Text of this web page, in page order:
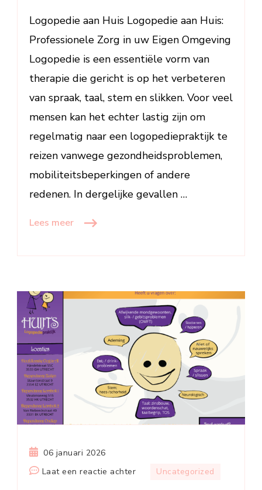
Vertrouwde
Logopedie aan Huis Logopedie aan Huis:
Professionele Zorg in uw Eigen Omgeving
Logopedie is een essentiële vorm van
therapie die gericht is op het verbeteren
van spraak, taal, stem en slikken. Voor veel
mensen kan het echter lastig zijn om
regelmatig naar een logopediepraktijk te
reizen vanwege gezondheidsproblemen,
mobiliteitsbeperkingen of andere
redenen. In dergelijke gevallen …
Lees meer
06 januari 2026
Laat een reactie achterop
Uncategorized